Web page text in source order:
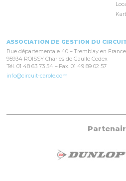
ASSOCIATION DE GESTION DU
Rue départementale 40 – Tremblay en France
95934 ROISSY Charles de Gaulle Cedex
Tél. 01 48 63 73 54 – Fax. 01 49 89 02 57
info@circuit-carole.com